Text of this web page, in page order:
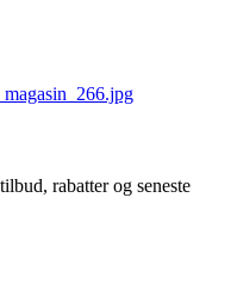
rabatter og seneste